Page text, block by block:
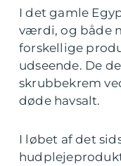
I det gamle
værdi, og både
forskellige
udseende. De
skrubbekrem
døde havsalt.
I løbet af det